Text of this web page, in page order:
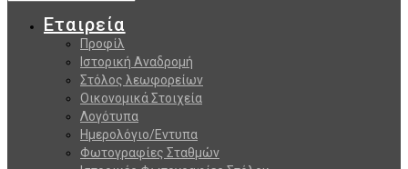
Εταιρεία
Προφίλ
Ιστορική Αναδρομή
Στόλος λεωφορείων
Οικονομικά Στοιχεία
Λογότυπα
Ημερολόγιο/Εντυπα
Φωτογραφίες Σταθμών